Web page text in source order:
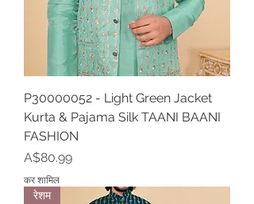
P30000052 - Light Green Jacket
Kurta & Pajama Silk TAANI BAANI
FASHION
मूल्य
A$80.99
कर शामिल
रेशम